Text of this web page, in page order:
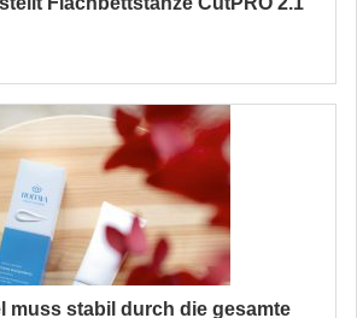
muss stabil durch die gesamte